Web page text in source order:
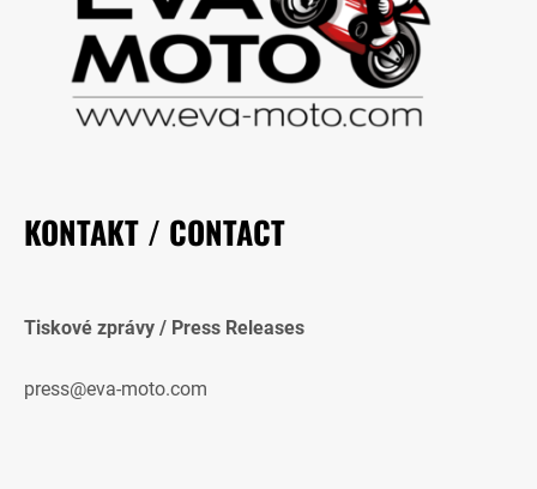
KONTAKT / CONTACT
Tiskové zprávy / Press Releases
press@eva-moto.com